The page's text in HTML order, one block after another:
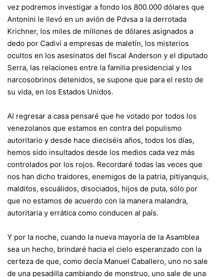
vez podremos investigar a fondo los 800.000 dólares que
Antonini le llevó en un avión de Pdvsa a la derrotada
Krichner, los miles de millones de dólares asignados a
dedo por Cadivi a empresas de maletín, los misterios
ocultos en los asesinatos del fiscal Anderson y el diputado
Serra, las relaciones entre la familia presidencial y los
narcosobrinos detenidos, se supone que para el resto de
su vida, en los Estados Unidos.
Al regresar a casa pensaré que he votado por todos los
venezolanos que estamos en contra del populismo
autoritario y desde hace dieciséis años, todos los días,
hemos sido insultados desde los medios cada vez más
controlados por los rojos. Recordaré todas las veces que
nos han dicho traidores, enemigos de la patria, pitiyanquis,
malditos, escuálidos, disociados, hijos de puta, sólo por
que no estamos de acuerdo con la manera malandra,
autoritaria y errática como conducen al país.
Y por la noche, cuando la nueva mayoría de la Asamblea
sea un hecho, brindaré hacia el cielo esperanzado con la
certeza de que, como decía Manuel Caballero, uno no sale
de una pesadilla cambiando de monstruo, uno sale de una